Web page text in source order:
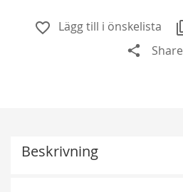
Lägg till i önskelista
Share
Beskrivning